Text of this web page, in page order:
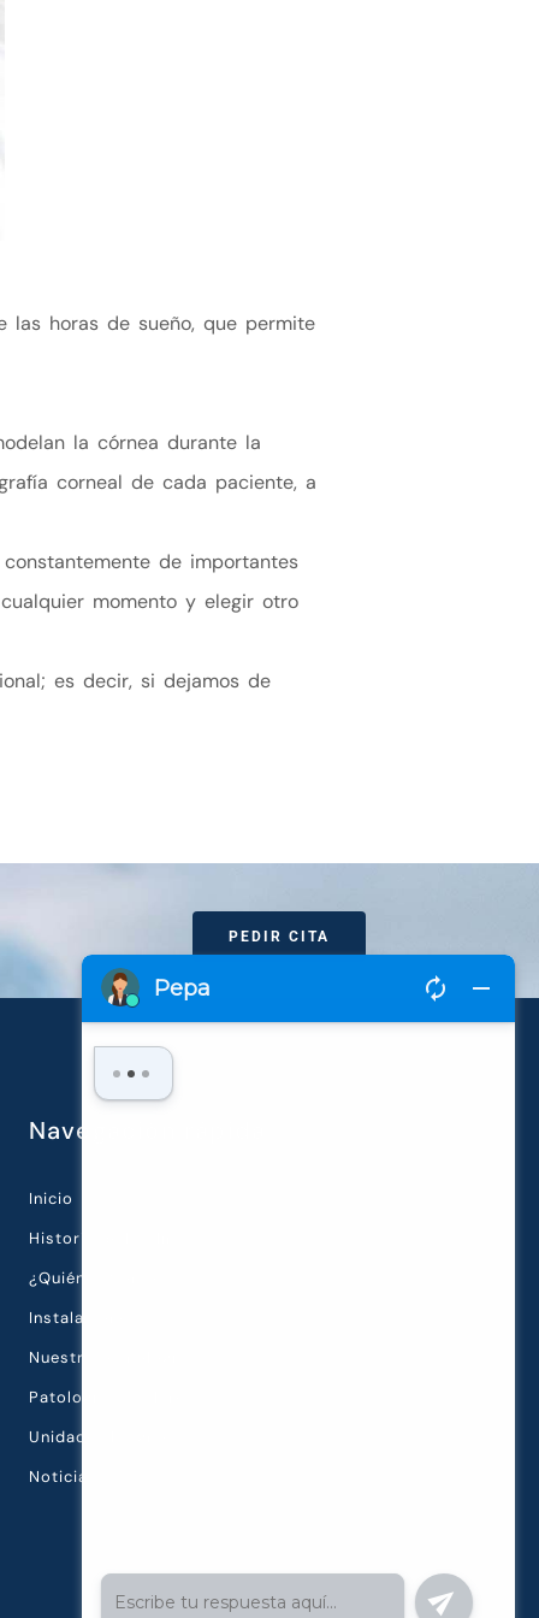
las horas de sueño, que permite
la córnea durante la
corneal de cada paciente, a
de importantes
momento y elegir otro
es decir, si dejamos de
PEDIR CITA
Navegación rápida
Inicio
Historia de la Clínica
¿Quiénes Somos?
Instalaciones
Nuestra Tecnología
Patologías Oculares
Unidades Diagnósticas
Noticias